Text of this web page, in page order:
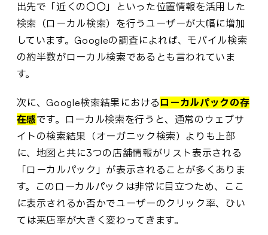
出先で「近くの〇〇」といった位置情報を活用した
検索（ローカル検索）を行うユーザーが大幅に増加
しています。Googleの調査によれば、モバイル検索
の約半数がローカル検索であるとも言われていま
す。
次に、Google検索結果における ローカルパックの存
在感です。ローカル検索を行うと、通常のウェブサ
イトの検索結果（オーガニック検索）よりも上部
に、地図と共に3つの店舗情報がリスト表示される
「ローカルパック」が表示されることが多くありま
す。このローカルパックは非常に目立つため、ここ
に表示されるか否かでユーザーのクリック率、ひい
ては来店率が大きく変わってきます。